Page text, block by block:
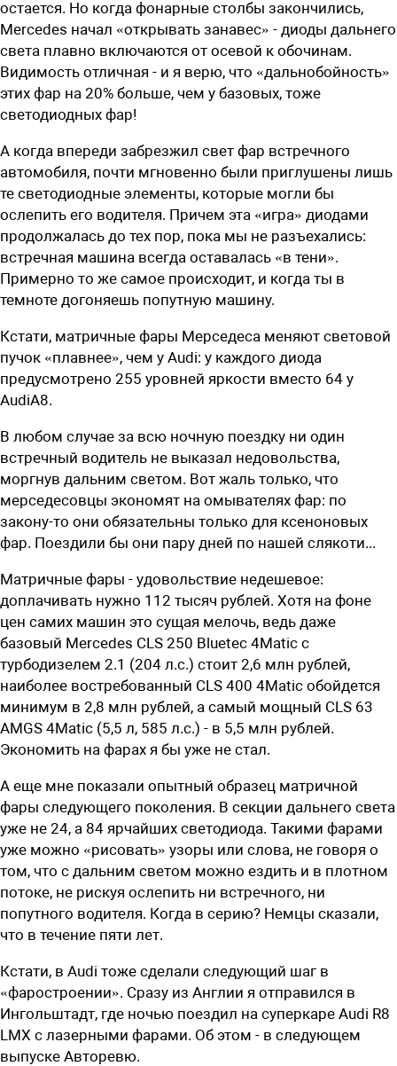
остается. Но когда фонарные столбы закончились,
Mercedes начал «открывать занавес» - диоды дальнего
света плавно включаются от осевой к обочинам.
Видимость отличная - и я верю, что «дальнобойность»
этих фар на 20% больше, чем у базовых, тоже
светодиодных фар!
А когда впереди забрезжил свет фар встречного
автомобиля, почти мгновенно были приглушены лишь
те светодиодные элементы, которые могли бы
ослепить его водителя. Причем эта «игра» диодами
продолжалась до тех пор, пока мы не разъехались:
встречная машина всегда оставалась «в тени».
Примерно то же самое происходит, и когда ты в
темноте догоняешь попутную машину.
Кстати, матричные фары Мерседеса меняют световой
пучок «плавнее», чем у Audi: у каждого диода
предусмотрено 255 уровней яркости вместо 64 у
AudiA8.
В любом случае за всю ночную поездку ни один
встречный водитель не выказал недовольства,
моргнув дальним светом. Вот жаль только, что
мерседесовцы экономят на омывателях фар: по
закону-то они обязательны только для ксеноновых
фар. Поездили бы они пару дней по нашей слякоти...
Матричные фары - удовольствие недешевое:
доплачивать нужно 112 тысяч рублей. Хотя на фоне
цен самих машин это сущая мелочь, ведь даже
базовый Mercedes CLS 250 Bluetec 4Matic с
турбодизелем 2.1 (204 л.с.) стоит 2,6 млн рублей,
наиболее востребованный CLS 400 4Matic обойдется
минимум в 2,8 млн рублей, а самый мощный CLS 63
AMGS 4Matic (5,5 л, 585 л.с.) - в 5,5 млн руб­лей.
Экономить на фарах я бы уже не стал.
А еще мне показали опытный образец матричной
фары следующего поколения. В секции дальнего света
уже не 24, а 84 ярчайших светодиода. Такими фарами
уже можно «рисовать» узоры или слова, не говоря о
том, что с дальним светом можно ездить и в плотном
потоке, не рискуя ослепить ни встречного, ни
попутного водителя. Когда в серию? Немцы сказали,
что в течение пяти лет.
Кстати, в Audi тоже сделали следующий шаг в
«фаростроении». Сразу из Анг­лии я отправился в
Ингольштадт, где ночью поездил на суперкаре Audi R8
LMX с лазерными фарами. Об этом - в следую­щем
выпуске Авторевю.